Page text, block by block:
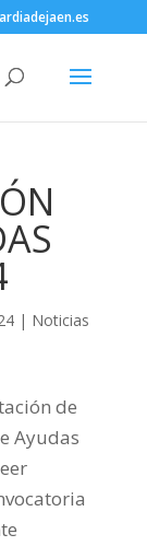
| Noticias
de
Ayudas